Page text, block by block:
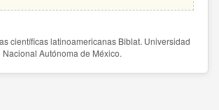
científicas latinoamericanas Biblat. Universidad
Nacional Autónoma de México.